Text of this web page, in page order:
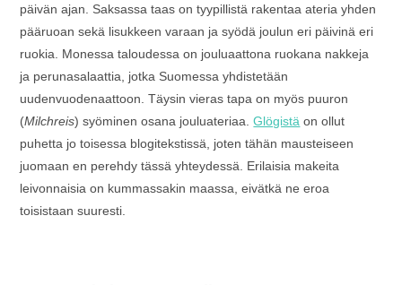
päivän ajan. Saksassa taas on tyypillistä rakentaa ateria yhden
pääruoan sekä lisukkeen varaan ja syödä joulun eri päivinä eri
ruokia. Monessa taloudessa on jouluaattona ruokana nakkeja
ja perunasalaattia, jotka Suomessa yhdistetään
uudenvuodenaattoon. Täysin vieras tapa on myös puuron
(Milchreis) syöminen osana jouluateriaa.Glögistä on ollut
puhetta jo toisessa blogitekstissä, joten tähän mausteiseen
juomaan en perehdy tässä yhteydessä. Erilaisia makeita
leivonnaisia on kummassakin maassa, eivätkä ne eroa
toisistaan suuresti.